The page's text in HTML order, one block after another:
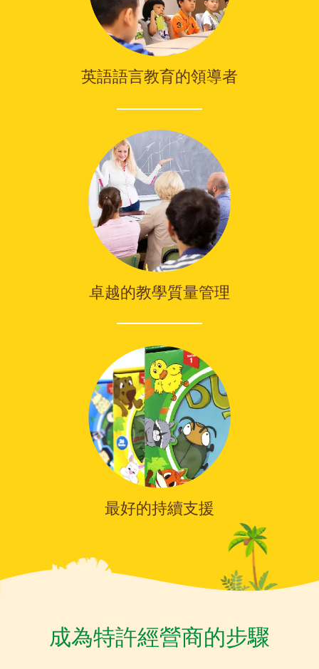
英語語言教育的領導者
卓越的教學質量管理
最好的持續支援
成為特許經營商的步驟